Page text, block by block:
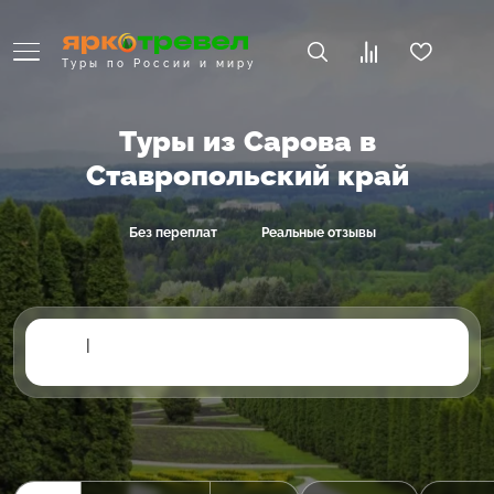
Туры по России и миру
Туры из Сарова в
Ставропольский край
Без переплат Реальные отзывы
|